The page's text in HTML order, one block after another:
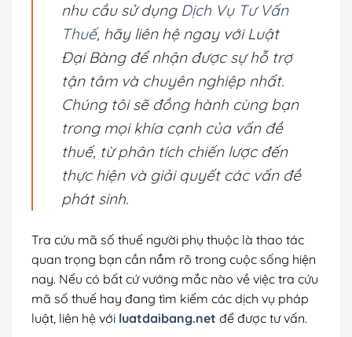
nhu cầu sử dụng Dịch Vụ Tư Vấn
Thuế, hãy liên hệ ngay với Luật
Đại Bàng để nhận được sự hỗ trợ
tận tâm và chuyên nghiệp nhất.
Chúng tôi sẽ đồng hành cùng bạn
trong mọi khía cạnh của vấn đề
thuế, từ phân tích chiến lược đến
thực hiện và giải quyết các vấn đề
phát sinh.
Tra cứu mã số thuế người phụ thuộc là thao tác
quan trọng bạn cần nắm rõ trong cuộc sống hiện
nay. Nếu có bất cứ vướng mắc nào về việc tra cứu
mã số thuế hay đang tìm kiếm các dịch vụ pháp
luật, liên hệ với luatdaibang.net để được tư vấn.